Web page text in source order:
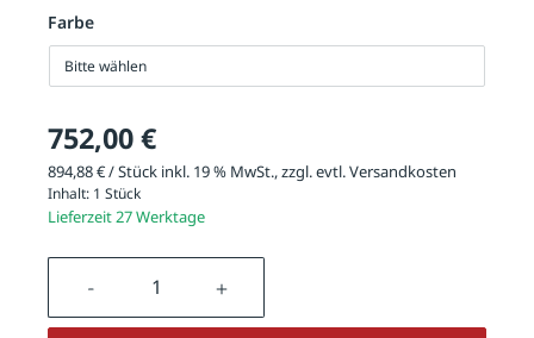
Farbe
Bitte wählen
752,00 €
894,88 € / Stück inkl. 19 % MwSt., zzgl. evtl.Versandkosten
Inhalt: 1 Stück
Lieferzeit 27 Werktage
Produkt Anzahl: Gib den